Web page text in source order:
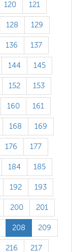
120 121
128 129
136 137
144 145
152 153
160 161
168 169
176 177
184 185
192 193
200 201
208 209
216 217